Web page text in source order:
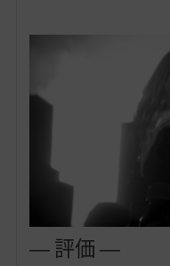
― 評価 ―